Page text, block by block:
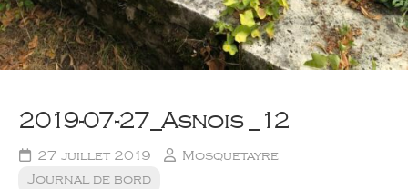
2019-07-27_Asnois _12
27 juillet 2019
Mosquetayre
Journal de bord